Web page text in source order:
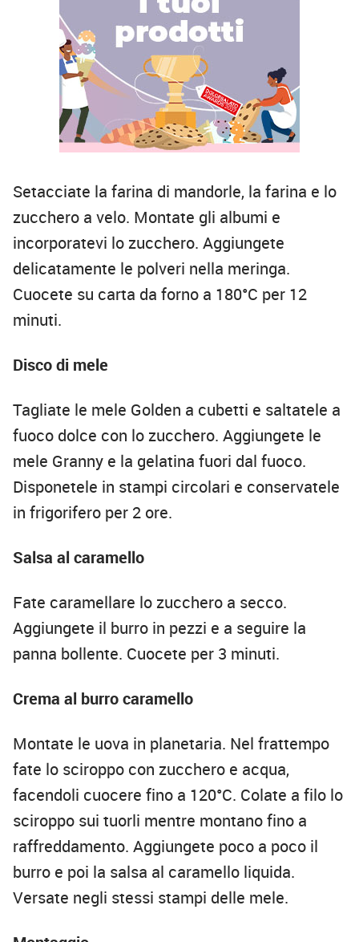
Setacciate la farina di mandorle, la farina e lo
zucchero a velo. Montate gli albumi e
incorporatevi lo zucchero. Aggiungete
delicatamente le polveri nella meringa.
Cuocete su carta da forno a 180°C per 12
minuti.
Disco di mele
Tagliate le mele Golden a cubetti e saltatele a
fuoco dolce con lo zucchero. Aggiungete le
mele Granny e la gelatina fuori dal fuoco.
Disponetele in stampi circolari e conservatele
in frigorifero per 2 ore.
Salsa al caramello
Fate caramellare lo zucchero a secco.
Aggiungete il burro in pezzi e a seguire la
panna bollente. Cuocete per 3 minuti.
Crema al burro caramello
Montate le uova in planetaria. Nel frattempo
fate lo sciroppo con zucchero e acqua,
facendoli cuocere fino a 120°C. Colate a filo lo
sciroppo sui tuorli mentre montano fino a
raffreddamento. Aggiungete poco a poco il
burro e poi la salsa al caramello liquida.
Versate negli stessi stampi delle mele.